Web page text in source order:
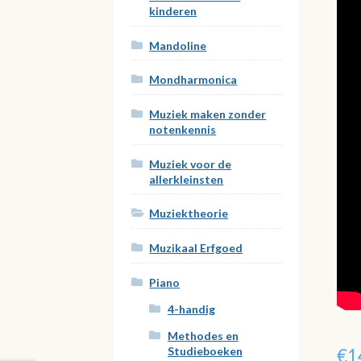
€
kinderen
Mandoline
Mondharmonica
Muziek maken zonder
notenkennis
Muziek voor de
allerkleinsten
Muziektheorie
Muzikaal Erfgoed
Piano
4-handig
Methodes en
Studieboeken